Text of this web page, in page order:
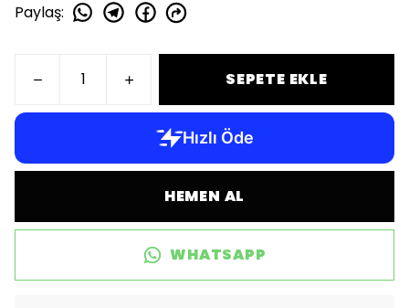
Paylaş:
SEPETE EKLE
HEMEN AL
WHATSAPP